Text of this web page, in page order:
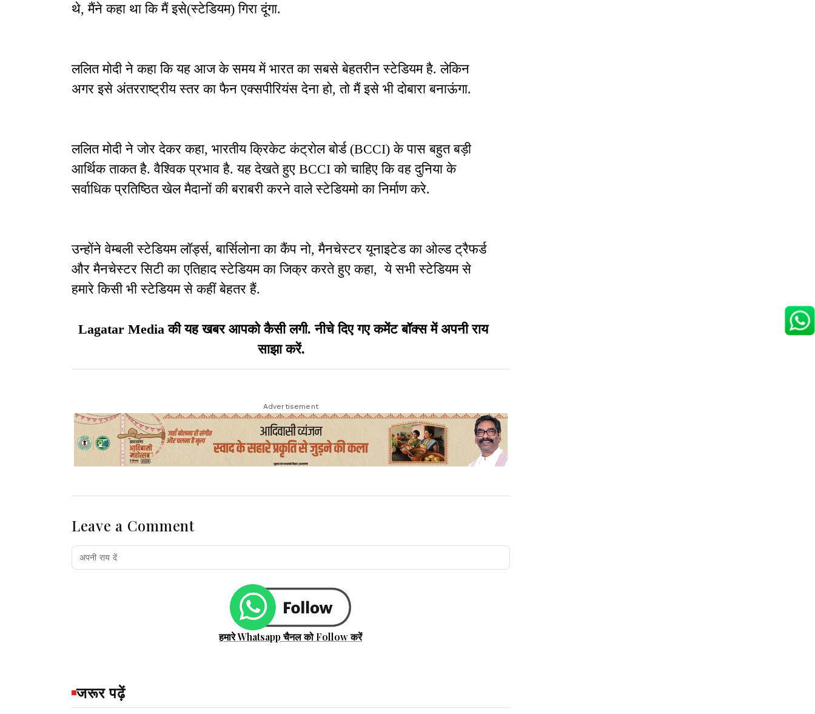
थे, मैंने कहा था कि मैं इसे(स्टेडियम) गिरा दूंगा.
ललित मोदी ने कहा कि यह आज के समय में भारत का सबसे बेहतरीन स्टेडियम है. लेकिन
अगर इसे अंतरराष्ट्रीय स्तर का फैन एक्सपीरियंस देना हो, तो मैं इसे भी दोबारा बनाऊंगा.
ललित मोदी ने जोर देकर कहा, भारतीय क्रिकेट कंट्रोल बोर्ड (BCCI) के पास बहुत बड़ी
आर्थिक ताकत है. वैश्विक प्रभाव है. यह देखते हुए BCCI को चाहिए कि वह दुनिया के
सर्वाधिक प्रतिष्ठित खेल मैदानों की बराबरी करने वाले स्टेडियमो का निर्माण करे.
उन्होंने वेम्बली स्टेडियम लॉर्ड्स, बार्सिलोना का कैंप नो, मैनचेस्टर यूनाइटेड का ओल्ड ट्रैफर्ड
और मैनचेस्टर सिटी का एतिहाद स्टेडियम का जिक्र करते हुए कहा, ये सभी स्टेडियम से
हमारे किसी भी स्टेडियम से कहीं बेहतर हैं.
Lagatar Media की यह खबर आपको कैसी लगी. नीचे दिए गए कमेंट बॉक्स में अपनी राय
साझा करें.
Advertisement
Leave a Comment
हमारे Whatsapp चैनल को Follow करें
जरूर पढ़ें